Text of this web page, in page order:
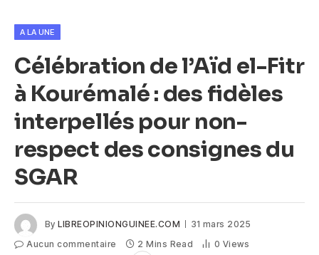
A LA UNE
Célébration de l’Aïd el-Fitr
à Kourémalé : des fidèles
interpellés pour non-
respect des consignes du
SGAR
By LIBREOPINIONGUINEE.COM
31 mars 2025
Aucun commentaire
2 Mins Read 0 Views